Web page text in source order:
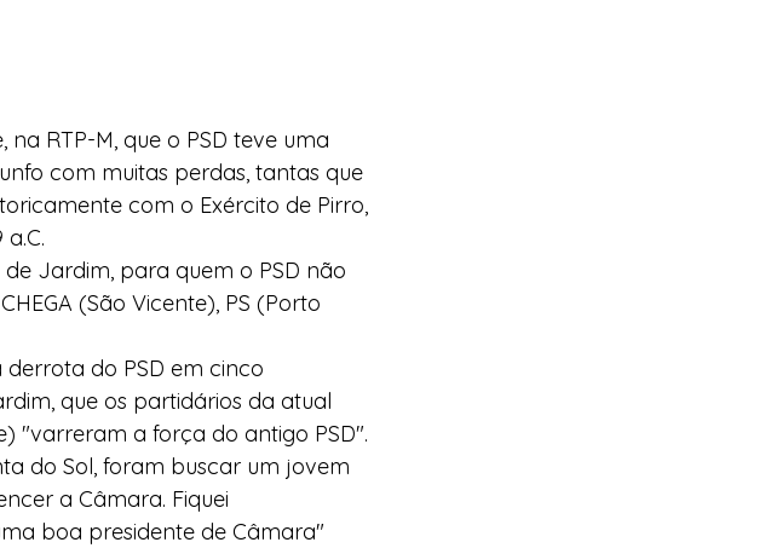
RTP-M, que o PSD teve uma
com muitas perdas, tantas que
com o Exército de Pirro,
Jardim, para quem o PSD não
(São Vicente), PS (Porto
do PSD em cinco
que os partidários da atual
"varreram a força do antigo PSD".
do Sol, foram buscar um jovem
a Câmara. Fiquei
boa presidente de Câmara"